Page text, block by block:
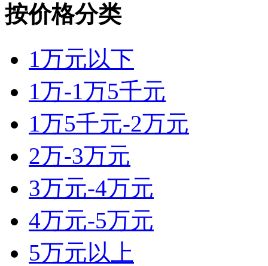
按价格分类
1万元以下
1万-1万5千元
1万5千元-2万元
2万-3万元
3万元-4万元
4万元-5万元
5万元以上